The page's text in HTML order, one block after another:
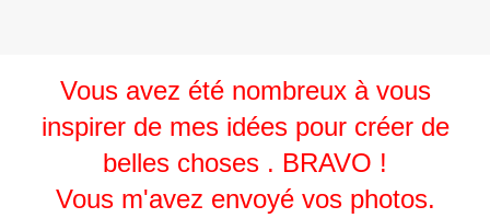
Vous avez été nombreux à vous
inspirer de mes idées pour créer de
belles choses . BRAVO !
Vous m'avez envoyé vos photos.